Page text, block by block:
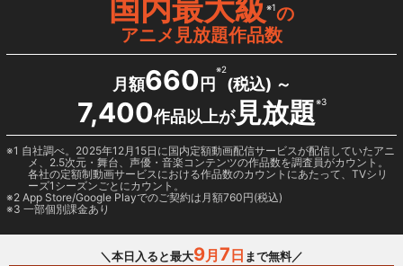
国内最大級※1の
アニメ見放題作品数
月額660 円
※2
(税込) ～
7,400作品以上が見放題※3
1 自社調べ。2025年12月15日に国内定額動画配信サービスが配信していたアニ
メ、2.5次元・舞台、声優・音楽コンテンツの作品数を調査員がカウント。
各社の定額制動画サービスにおける作品数のカウントにあたって、TVシリ
ーズ1シーズンごとにカウント。
2 App Store/Google Playでのご契約は月額760円(税込)
3 一部個別課金あり
＼本日入ると最大9月 7 日 まで無料／